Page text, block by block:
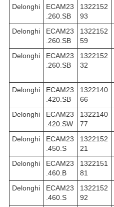
Delonghi
ECAM23
.260.SB
1322152
93
Delonghi
ECAM23
.260.SB
1322152
59
Delonghi
ECAM23
.260.SB
1322152
32
Delonghi
ECAM23
.420.SB
1322140
66
Delonghi
ECAM23
.420.SW
1322140
77
Delonghi
ECAM23
.450.S
1322152
21
Delonghi
ECAM23
.460.B
1322151
81
Delonghi
ECAM23
.460.S
1322152
92